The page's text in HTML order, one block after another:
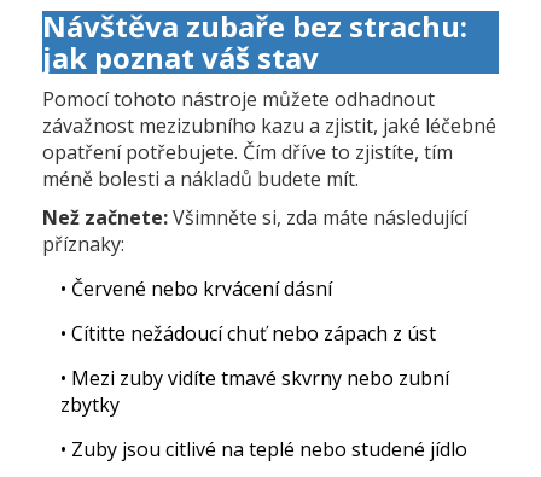
Návštěva zubaře bez strachu:
jak poznat váš stav
Pomocí tohoto nástroje můžete odhadnout
závažnost mezizubního kazu a zjistit, jaké léčebné
opatření potřebujete. Čím dříve to zjistíte, tím
méně bolesti a nákladů budete mít.
Než začnete:Všimněte si, zda máte následující
příznaky:
• Červené nebo krvácení dásní
• Cítitte nežádoucí chuť nebo zápach z úst
• Mezi zuby vidíte tmavé skvrny nebo zubní
zbytky
• Zuby jsou citlivé na teplé nebo studené jídlo